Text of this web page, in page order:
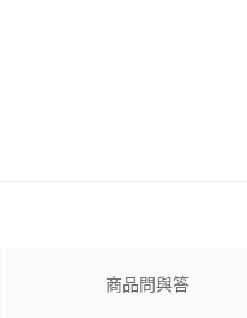
商品問與答